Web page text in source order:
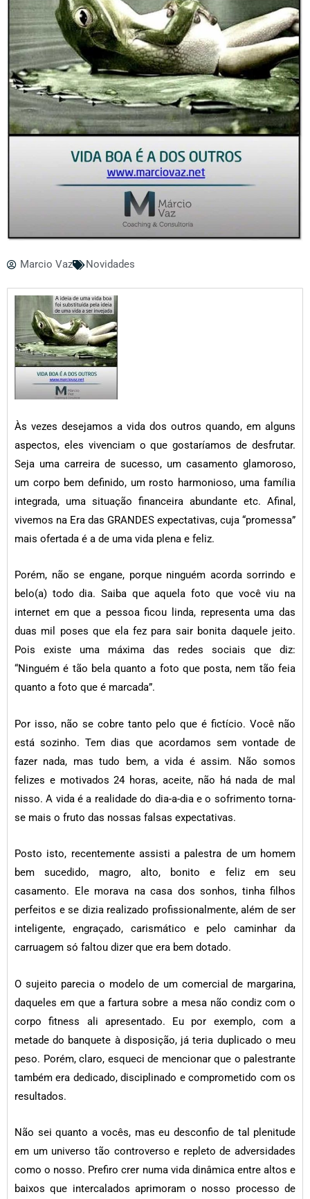
Marcio Vaz Novidades
Às vezes desejamos a vida dos outros quando, em alguns
aspectos, eles vivenciam o que gostaríamos de desfrutar.
Seja uma carreira de sucesso, um casamento glamoroso,
um corpo bem definido, um rosto harmonioso, uma família
integrada, uma situação financeira abundante etc. Afinal,
vivemos na Era das GRANDES expectativas, cuja “promessa”
mais ofertada é a de uma vida plena e feliz.
Porém, não se engane, porque ninguém acorda sorrindo e
belo(a) todo dia. Saiba que aquela foto que você viu na
internet em que a pessoa ficou linda, representa uma das
duas mil poses que ela fez para sair bonita daquele jeito.
Pois existe uma máxima das redes sociais que diz:
“Ninguém é tão bela quanto a foto que posta, nem tão feia
quanto a foto que é marcada”.
Por isso, não se cobre tanto pelo que é fictício. Você não
está sozinho. Tem dias que acordamos sem vontade de
fazer nada, mas tudo bem, a vida é assim. Não somos
felizes e motivados 24 horas, aceite, não há nada de mal
nisso. A vida é a realidade do dia-a-dia e o sofrimento torna-
se mais o fruto das nossas falsas expectativas.
Posto isto, recentemente assisti a palestra de um homem
bem sucedido, magro, alto, bonito e feliz em seu
casamento. Ele morava na casa dos sonhos, tinha filhos
perfeitos e se dizia realizado profissionalmente, além de ser
inteligente, engraçado, carismático e pelo caminhar da
carruagem só faltou dizer que era bem dotado.
O sujeito parecia o modelo de um comercial de margarina,
daqueles em que a fartura sobre a mesa não condiz com o
corpo fitness ali apresentado. Eu por exemplo, com a
metade do banquete à disposição, já teria duplicado o meu
peso. Porém, claro, esqueci de mencionar que o palestrante
também era dedicado, disciplinado e comprometido com os
resultados.
Não sei quanto a vocês, mas eu desconfio de tal plenitude
em um universo tão controverso e repleto de adversidades
como o nosso. Prefiro crer numa vida dinâmica entre altos e
baixos que intercalados aprimoram o nosso processo de